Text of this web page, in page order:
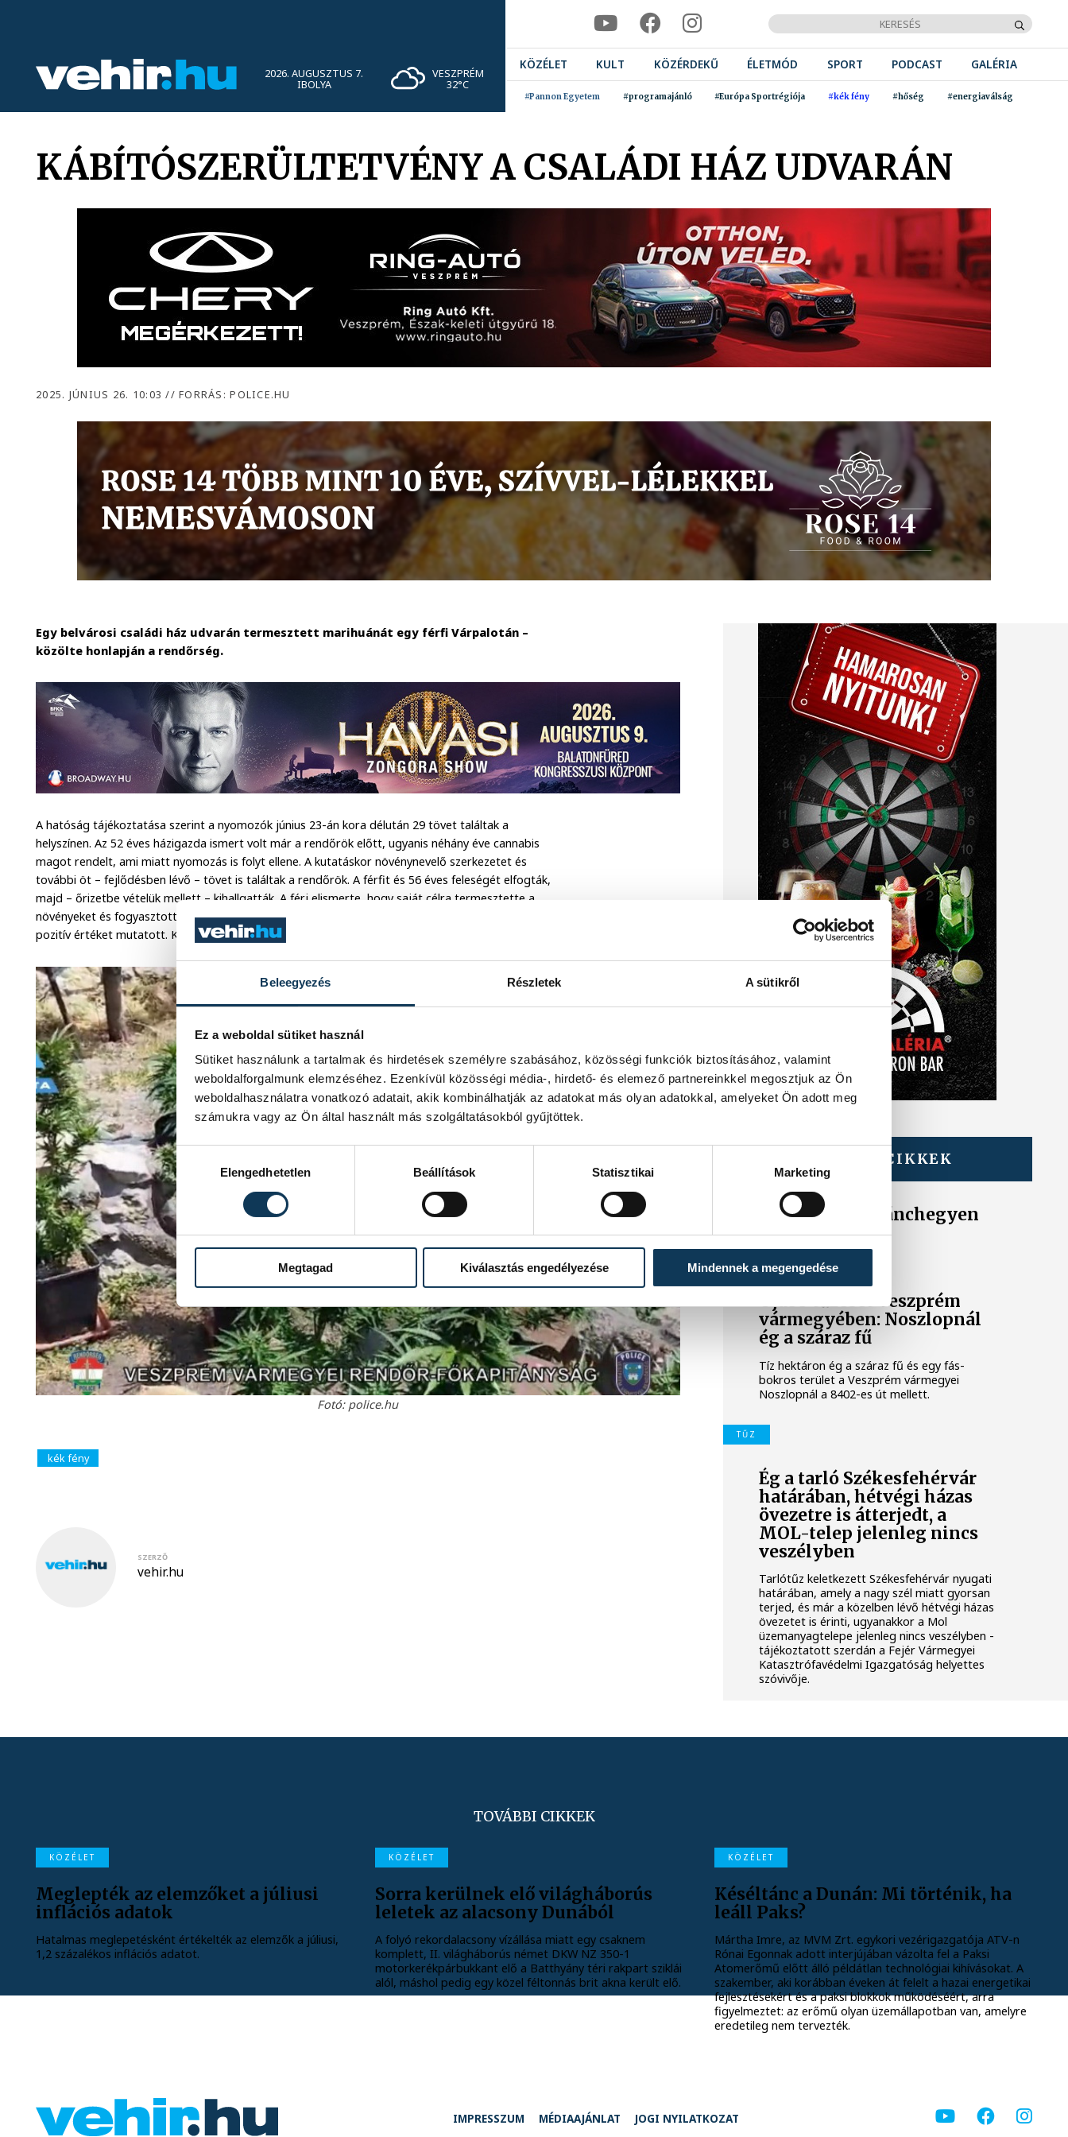
Beleegyezés Részletek A sütikről
Ez a weboldal sütiket használ
Sütiket használunk a tartalmak és hirdetések személyre szabásához, közösségi funkciók biztosításához, valamint
weboldalforgalmunk elemzéséhez. Ezenkívül közösségi média-, hirdető- és elemező partnereinkkel megosztjuk az Ön
weboldalhasználatra vonatkozó adatait, akik kombinálhatják az adatokat más olyan adatokkal, amelyeket Ön adott meg
számukra vagy az Ön által használt más szolgáltatásokból gyűjtöttek.
Hozzájárulás kiválasztása
Elengedhetetlen
Beállítások Statisztikai Marketing
Megtagad Kiválasztás engedélyezése Mindennek a megengedése
2026. AUGUSZTUS 7.
IBOLYA
VESZPRÉM
32°C
KÖZÉLET KULT KÖZÉRDEKŰ ÉLETMÓD SPORT PODCAST GALÉRIA
#Pannon Egyetem #programajánló #Európa Sportrégiója #kék fény #hőség #energiaválság
KÁBÍTÓSZERÜLTETVÉNY A CSALÁDI HÁZ UDVARÁN
2025. JÚNIUS 26. 10:03// FORRÁS: POLICE.HU
Egy belvárosi családi ház udvarán termesztett marihuánát egy férfi Várpalotán –
közölte honlapján a rendőrség.
A hatóság tájékoztatása szerint a nyomozók június 23-án kora délután 29 tövet találtak a
helyszínen. Az 52 éves házigazda ismert volt már a rendőrök előtt, ugyanis néhány éve cannabis
magot rendelt, ami miatt nyomozás is folyt ellene. A kutatáskor növénynevelő szerkezetet és
további öt – fejlődésben lévő – tövet is találtak a rendőrök. A férfit és 56 éves feleségét elfogták,
majd – őrizetbe vételük mellett – kihallgatták. A férj elismerte, hogy saját célra termesztette a
növényeket és fogyasztott is belőlük, csakúgy, mint a nő. A kábítószergyorsteszt mindkettőjüknél
pozitív értéket mutatott. Kábítószer birtoklása miatt folyik ellenük a nyomozás.
Fotó: police.hu
kék fény
SZERZŐ
vehir.hu
TOVÁBBI CIKKEK
KÉK FÉNY
Tűz van a Csobánchegyen
Újabb tűzeset Veszprém
vármegyében: Noszlopnál
ég a száraz fű
Tíz hektáron ég a száraz fű és egy fás-
bokros terület a Veszprém vármegyei
Noszlopnál a 8402-es út mellett.
TŰZ
Ég a tarló Székesfehérvár
határában, hétvégi házas
övezetre is átterjedt, a
MOL-telep jelenleg nincs
veszélyben
Tarlótűz keletkezett Székesfehérvár nyugati
határában, amely a nagy szél miatt gyorsan
terjed, és már a közelben lévő hétvégi házas
övezetet is érinti, ugyanakkor a Mol
üzemanyagtelepe jelenleg nincs veszélyben -
tájékoztatott szerdán a Fejér Vármegyei
Katasztrófavédelmi Igazgatóság helyettes
szóvivője.
TOVÁBBI CIKKEK
KÖZÉLET
Meglepték az elemzőket a júliusi
inflációs adatok
Hatalmas meglepetésként értékelték az elemzők a júliusi,
1,2 százalékos inflációs adatot.
KÖZÉLET
Sorra kerülnek elő világháborús
leletek az alacsony Dunából
A folyó rekordalacsony vízállása miatt egy csaknem
komplett, II. világháborús német DKW NZ 350-1
motorkerékpárbukkant elő a Batthyány téri rakpart sziklái
alól, máshol pedig egy közel féltonnás brit akna került elő.
KÖZÉLET
Késéltánc a Dunán: Mi történik, ha
leáll Paks?
Mártha Imre, az MVM Zrt. egykori vezérigazgatója ATV-n
Rónai Egonnak adott interjújában vázolta fel a Paksi
Atomerőmű előtt álló példátlan technológiai kihívásokat. A
szakember, aki korábban éveken át felelt a hazai energetikai
fejlesztésekért és a paksi blokkok működéséért, arra
figyelmeztet: az erőmű olyan üzemállapotban van, amelyre
eredetileg nem tervezték.
IMPRESSZUM MÉDIAAJÁNLAT JOGI NYILATKOZAT